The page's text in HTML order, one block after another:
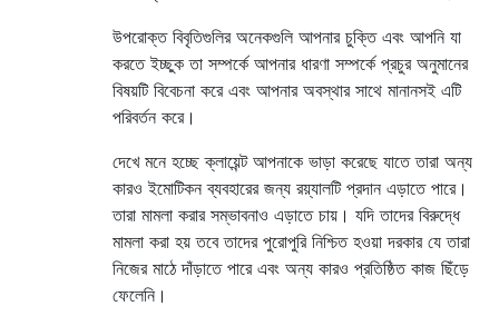
উপরোক্ত বিবৃতিগুলির অনেকগুলি আপনার চুক্তি এবং আপনি যা
করতে ইচ্ছুক তা সম্পর্কে আপনার ধারণা সম্পর্কে প্রচুর অনুমানের
বিষয়টি বিবেচনা করে এবং আপনার অবস্থার সাথে মানানসই এটি
পরিবর্তন করে।
দেখে মনে হচ্ছে ক্লায়েন্ট আপনাকে ভাড়া করেছে যাতে তারা অন্য
কারও ইমোটিকন ব্যবহারের জন্য রয়্যালটি প্রদান এড়াতে পারে।
তারা মামলা করার সম্ভাবনাও এড়াতে চায়। যদি তাদের বিরুদ্ধে
মামলা করা হয় তবে তাদের পুরোপুরি নিশ্চিত হওয়া দরকার যে তারা
নিজের মাঠে দাঁড়াতে পারে এবং অন্য কারও প্রতিষ্ঠিত কাজ ছিঁড়ে
ফেলেনি।